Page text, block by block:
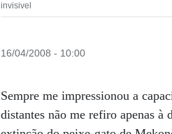
invisivel
16/04/2008 - 10:00
Sempre me impressionou a
distantes não me refiro apenas à